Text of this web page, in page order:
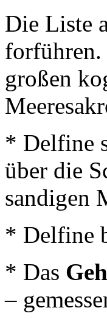
Die Liste
großen
* Delfine
über die
sandigen
* Delfine
* Das
–